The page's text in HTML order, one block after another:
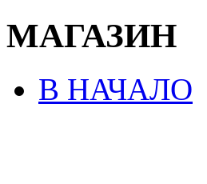
МАГАЗИН
В НАЧАЛО